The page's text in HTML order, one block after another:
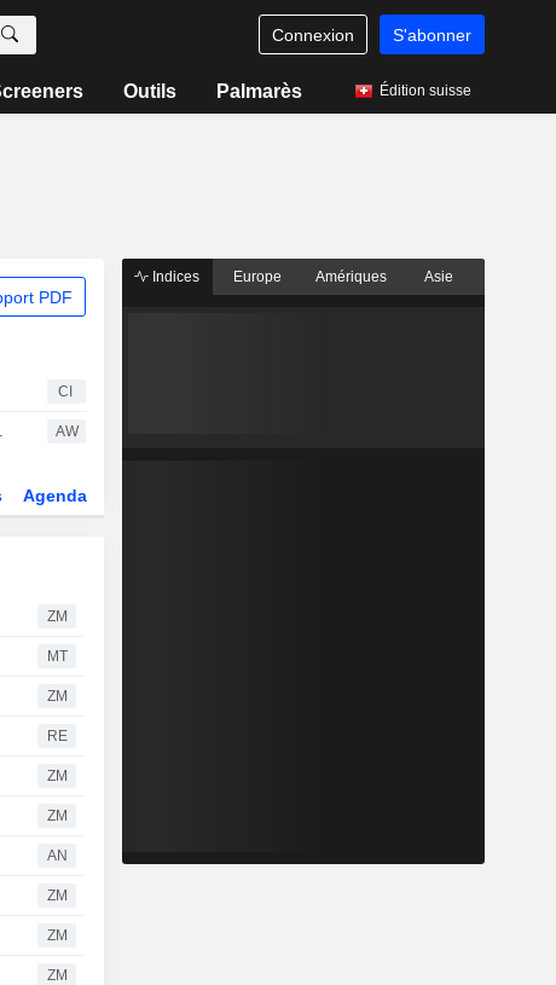
Connexion S'abonner
Outils Palmarès Édition suisse
PDF
CI
forages AW
Agenda
ZM
MT
ZM
RE
ZM
ZM
AN
ZM
ZM
ZM
Indices Europe Amériques Asie